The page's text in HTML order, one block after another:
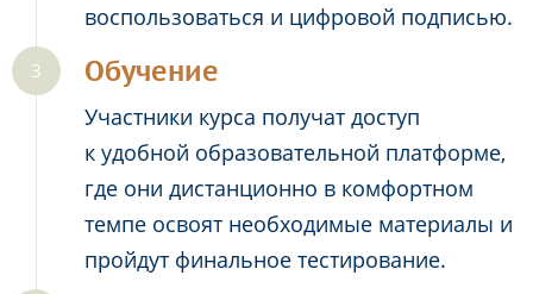
воспользоваться и цифровой подписью.
Обучение
Участники курса получат доступ
к удобной образовательной платформе,
где они дистанционно в комфортном
темпе освоят необходимые материалы и
пройдут финальное тестирование.